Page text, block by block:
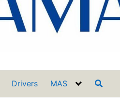
Drivers MAS